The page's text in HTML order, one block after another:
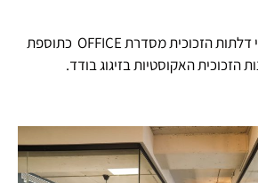
ניתן לשלב את כל סוגי דלתות הזכוכית מסדרת OFFICE כתוספת
הזכוכית האקוסטיות בזיגוג בודד.